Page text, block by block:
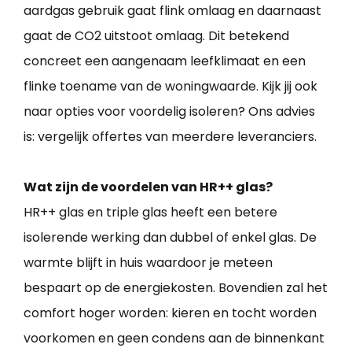
aardgas gebruik gaat flink omlaag en daarnaast
gaat de CO2 uitstoot omlaag. Dit betekend
concreet een aangenaam leefklimaat en een
flinke toename van de woningwaarde. Kijk jij ook
naar opties voor voordelig isoleren? Ons advies
is: vergelijk offertes van meerdere leveranciers.
Wat zijn de voordelen van HR++ glas?
HR++ glas en triple glas heeft een betere
isolerende werking dan dubbel of enkel glas. De
warmte blijft in huis waardoor je meteen
bespaart op de energiekosten. Bovendien zal het
comfort hoger worden: kieren en tocht worden
voorkomen en geen condens aan de binnenkant